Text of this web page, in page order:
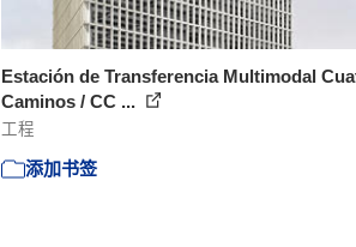
Estación de Transferencia Multimodal
Caminos / CC ...
工程
添加书签